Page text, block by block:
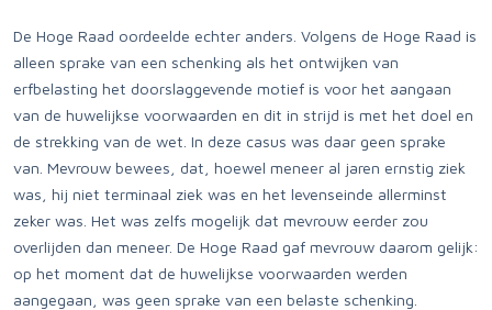
De Hoge Raad oordeelde echter anders. Volgens de Hoge Raad is
alleen sprake van een schenking als het ontwijken van
erfbelasting het doorslaggevende motief is voor het aangaan
van de huwelijkse voorwaarden en dit in strijd is met het doel en
de strekking van de wet. In deze casus was daar geen sprake
van. Mevrouw bewees, dat, hoewel meneer al jaren ernstig ziek
was, hij niet terminaal ziek was en het levenseinde allerminst
zeker was. Het was zelfs mogelijk dat mevrouw eerder zou
overlijden dan meneer. De Hoge Raad gaf mevrouw daarom gelijk:
op het moment dat de huwelijkse voorwaarden werden
aangegaan, was geen sprake van een belaste schenking.